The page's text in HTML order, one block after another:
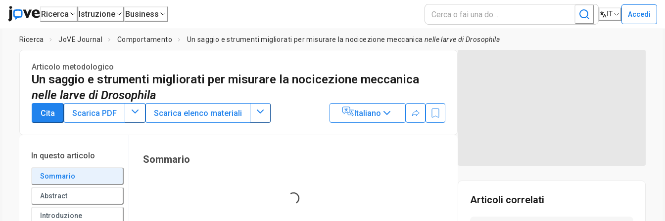
Ricerca Istruzione Business IT Accedi
Ricerca JoVE Journal Comportamento Un saggio e strumenti migliorati per misurare la nocicezione meccanicanelle larve di Drosophila
Articolo metodologico
Un saggio e strumenti migliorati per misurare la nocicezione meccanica
nelle larve di Drosophila
DOI: 10.3791/61911 ⸱ 29 ottobre 2020
Roger Lopez-Bellido1,Michael J. Galko1,2,3
School of Biomedical Sciences,
Program, Graduate School of Biomedical Sciences,
Cita Scarica PDF Scarica elenco materiali Italiano
In questo articolo
Sommario
Abstract
Introduzione
Sommario
Loading... Articoli correlati